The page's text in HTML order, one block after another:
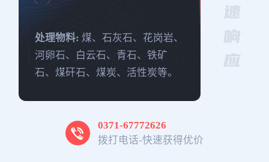
处理物料: 煤、石灰石、花岗岩、
河卵石、白云石、青石、铁矿
石、煤矸石、煤炭、活性炭等。
0371-67772626
拨打电话-快速获得优价